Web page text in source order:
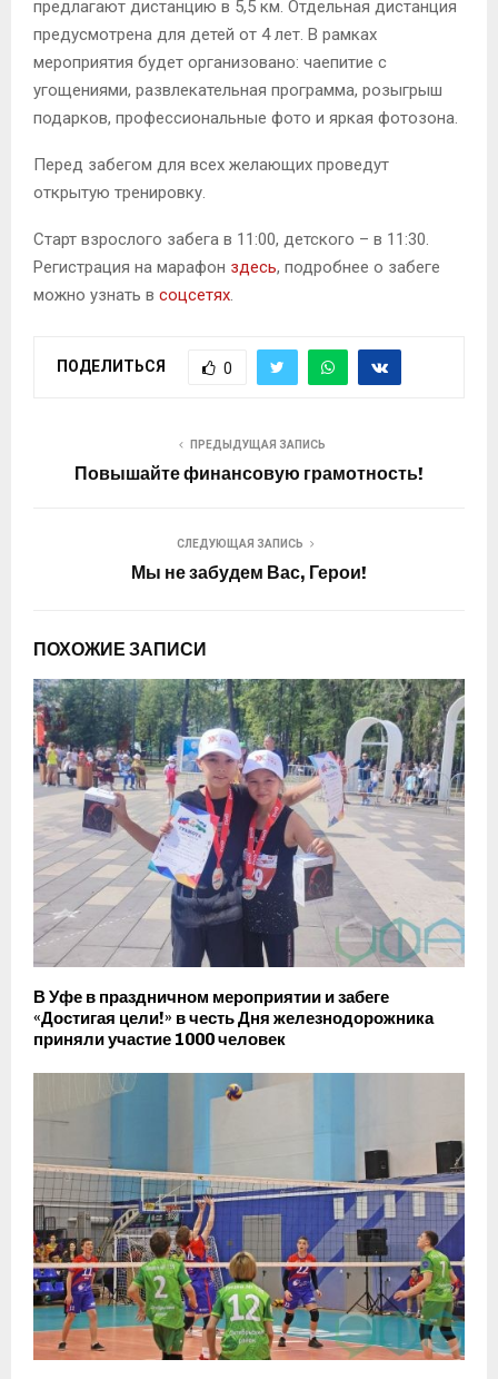
предлагают дистанцию в 5,5 км. Отдельная дистанция
предусмотрена для детей от 4 лет. В рамках
мероприятия будет организовано: чаепитие с
угощениями, развлекательная программа, розыгрыш
подарков, профессиональные фото и яркая фотозона.
Перед забегом для всех желающих проведут
открытую тренировку.
Старт взрослого забега в 11:00, детского – в 11:30.
Регистрация на марафон здесь, подробнее о забеге
можно узнать в соцсетях.
ПОДЕЛИТЬСЯ 0
ПРЕДЫДУЩАЯ ЗАПИСЬ
Повышайте финансовую грамотность!
СЛЕДУЮЩАЯ ЗАПИСЬ
Мы не забудем Вас, Герои!
ПОХОЖИЕ ЗАПИСИ
В Уфе в праздничном мероприятии и забеге
«Достигая цели!» в честь Дня железнодорожника
приняли участие 1000 человек